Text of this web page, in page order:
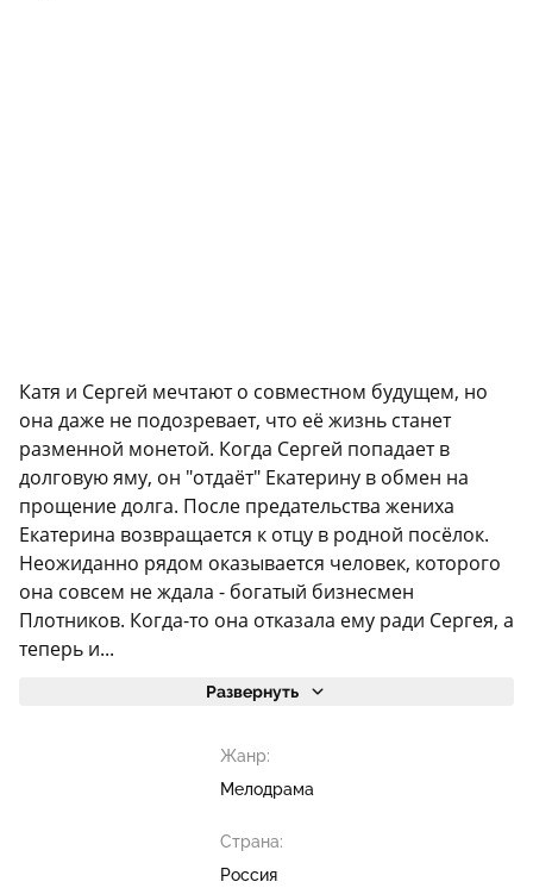
Катя и Сергей мечтают о совместном будущем, но
она даже не подозревает, что её жизнь станет
разменной монетой. Когда Сергей попадает в
долговую яму, он "отдаёт" Екатерину в обмен на
прощение долга. После предательства жениха
Екатерина возвращается к отцу в родной посёлок.
Неожиданно рядом оказывается человек, которого
она совсем не ждала - богатый бизнесмен
Плотников. Когда-то она отказала ему ради Сергея, а
теперь и...
Развернуть
Жанр:
Мелодрама
Страна:
Россия